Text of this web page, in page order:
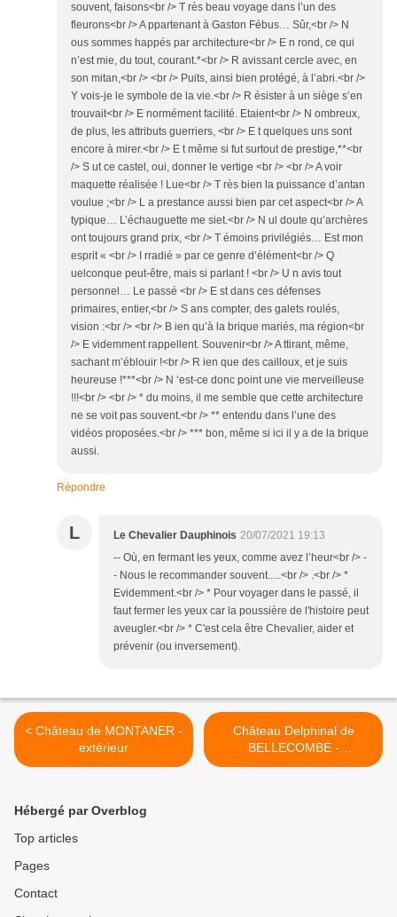
souvent, faisons<br /> T rès beau voyage dans l’un des
fleurons<br /> A ppartenant à Gaston Fébus… Sûr,<br /> N
ous sommes happés par architecture<br /> E n rond, ce qui
n’est mie, du tout, courant.*<br /> R avissant cercle avec, en
son mitan,<br /> <br /> Puits, ainsi bien protégé, à l’abri.<br />
Y vois-je le symbole de la vie.<br /> R ésister à un siège s’en
trouvait<br /> E normément facilité. Etaient<br /> N ombreux,
de plus, les attributs guerriers, <br /> E t quelques uns sont
encore à mirer.<br /> E t même si fut surtout de prestige,**<br
/> S ut ce castel, oui, donner le vertige <br /> <br /> A voir
maquette réalisée ! Lue<br /> T rès bien la puissance d’antan
voulue ;<br /> L a prestance aussi bien par cet aspect<br /> A
typique… L’échauguette me siet.<br /> N ul doute qu’archères
ont toujours grand prix, <br /> T émoins privilégiés… Est mon
esprit « <br /> I rradié » par ce genre d’élément<br /> Q
uelconque peut-être, mais si parlant ! <br /> U n avis tout
personnel… Le passé <br /> E st dans ces défenses
primaires, entier,<br /> S ans compter, des galets roulés,
vision :<br /> <br /> B ien qu’à la brique mariés, ma région<br
/> E videmment rappellent. Souvenir<br /> A ttirant, même,
sachant m’éblouir !<br /> R ien que des cailloux, et je suis
heureuse !***<br /> N ‘est-ce donc point une vie merveilleuse
!!!<br /> <br /> * du moins, il me semble que cette architecture
ne se voit pas souvent.<br /> ** entendu dans l’une des
vidéos proposées.<br /> *** bon, même si ici il y a de la brique
aussi.
Répondre
L Le Chevalier Dauphinois 20/07/2021 19:13
-- Où, en fermant les yeux, comme avez l’heur<br /> -
- Nous le recommander souvent.....<br /> .<br /> *
Evidemment.<br /> * Pour voyager dans le passé, il
faut fermer les yeux car la poussière de l'histoire peut
aveugler.<br /> * C'est cela être Chevalier, aider et
prévenir (ou inversement).
< Château de MONTANER -
extérieur
Château Delphinal de
BELLECOMBE -
Chapareillan >
Hébergé par Overblog
Top articles
Pages
Contact